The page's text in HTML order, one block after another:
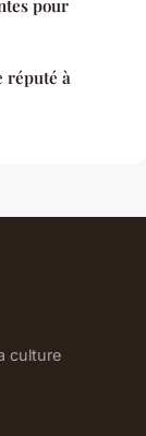
pour
réputé à
culture